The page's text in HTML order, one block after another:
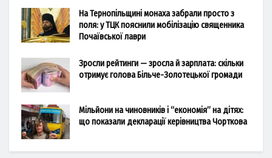
На Тернопільщині монаха забрали просто з
поля: у ТЦК пояснили мобілізацію священника
Почаївської лаври
Зросли рейтинги — зросла й зарплата: скільки
отримує голова Більче-Золотецької громади
Мільйони на чиновників і “економія” на дітях:
що показали декларації керівництва Чорткова